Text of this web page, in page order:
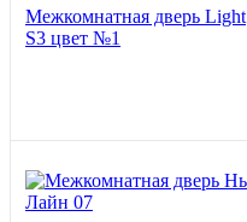
Межкомнатная дверь Light
S3 цвет №1